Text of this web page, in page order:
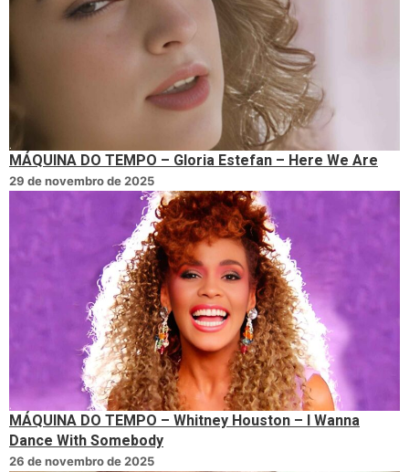
MÁQUINA DO TEMPO – Gloria Estefan – Here We Are
29 de novembro de 2025
MÁQUINA DO TEMPO – Whitney Houston – I Wanna
Dance With Somebody
26 de novembro de 2025